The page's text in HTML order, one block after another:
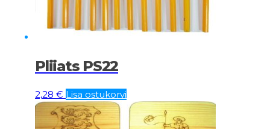
Pliiats PS22
2,28 € Lisa ostukorvi